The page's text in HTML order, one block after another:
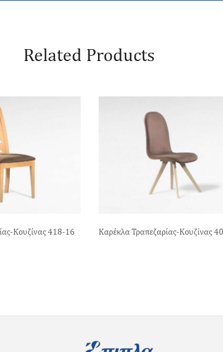
Related Products
Κουζίνας 418-16 Καρέκλα Τραπεζαρίας-Κουζίνας